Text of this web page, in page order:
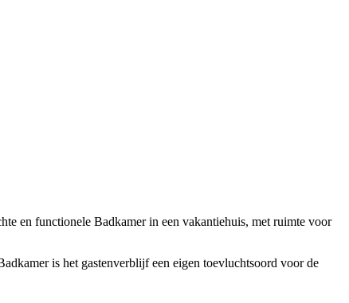
en functionele Badkamer in een vakantiehuis, met ruimte voor
is het gastenverblijf een eigen toevluchtsoord voor de